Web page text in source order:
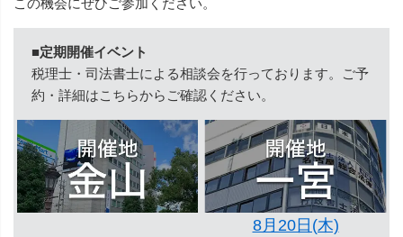
■定期開催イベント
税理士・司法書士による相談会を行っております。ご予
約・詳細はこちらからご確認ください。
8月20日(木)